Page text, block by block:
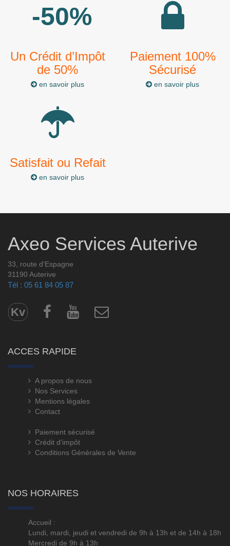
-50%
Un Crédit d’Impôt
de 50%
en savoir plus
Paiement 100%
Sécurisé
en savoir plus
Satisfait ou Refait
en savoir plus
Axeo Services Auterive
33, route d'Espagne
31190 Auterive
Tél : 05 61 84 05 87
Kv
ACCES RAPIDE
A propos de nous
Nos Services
Mentions légales
Contact
Paiement sécurisé
Crédit d'impôt
Conditions Générales de Vente
NOS HORAIRES
Accueil :
Lundi, mardi, jeudi et vendredi de 9h à 13h et de 14h à 18h
Mercredi de 9h à 13h